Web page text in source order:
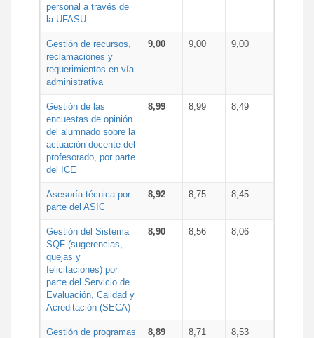
personal a través de
la UFASU
Gestión de recursos,
reclamaciones y
requerimientos en vía
administrativa
9,00 9,00 9,00
Gestión de las
encuestas de opinión
del alumnado sobre la
actuación docente del
profesorado, por parte
del ICE
8,99 8,99 8,49
Asesoría técnica por
parte del ASIC
8,92 8,75 8,45
Gestión del Sistema
SQF (sugerencias,
quejas y
felicitaciones) por
parte del Servicio de
Evaluación, Calidad y
Acreditación (SECA)
8,90 8,56 8,06
Gestión de programas
8,89 8,71 8,53